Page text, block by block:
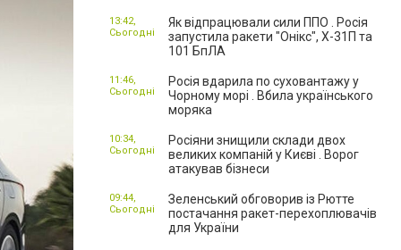
Як відпрацювали сили ППО . Росія
запустила ракети "Онікс", Х-31П та
101 БпЛА
13:42,
Сьогодні
Росія вдарила по суховантажу у
Чорному морі . Вбила українського
моряка
11:46,
Сьогодні
Росіяни знищили склади двох
великих компаній у Києві . Ворог
атакував бізнеси
10:34,
Сьогодні
Зеленський обговорив із Рютте
постачання ракет-перехоплювачів
для України
09:44,
Сьогодні